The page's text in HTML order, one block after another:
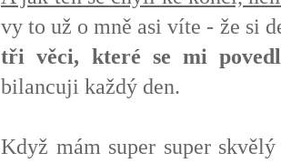
vy to už o mně asi víte - že si
tři věci, které se mi
bilancuji každý den.
Když mám super super